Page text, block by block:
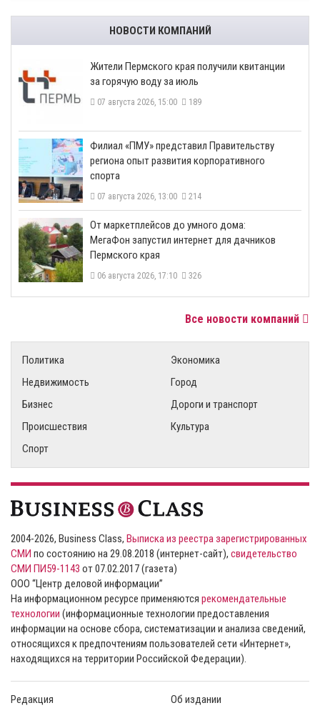
НОВОСТИ КОМПАНИЙ
​Жители Пермского края получили квитанции
за горячую воду за июль
07 августа 2026, 15:00 189
​Филиал «ПМУ» представил Правительству
региона опыт развития корпоративного
спорта
07 августа 2026, 13:00 214
От маркетплейсов до умного дома:
МегаФон запустил интернет для дачников
Пермского края
06 августа 2026, 17:10 326
Все новости компаний
Политика
Экономика
Недвижимость
Город
Бизнес
Дороги и транспорт
Происшествия
Культура
Спорт
2004-2026, Business Class, Выписка из реестра зарегистрированных
СМИ по состоянию на 29.08.2018 (интернет-сайт), свидетельство
СМИ ПИ59-1143 от 07.02.2017 (газета)
ООО “Центр деловой информации”
На информационном ресурсе применяются рекомендательные
технологии (информационные технологии предоставления
информации на основе сбора, систематизации и анализа сведений,
относящихся к предпочтениям пользователей сети «Интернет»,
находящихся на территории Российской Федерации).
Редакция Об издании